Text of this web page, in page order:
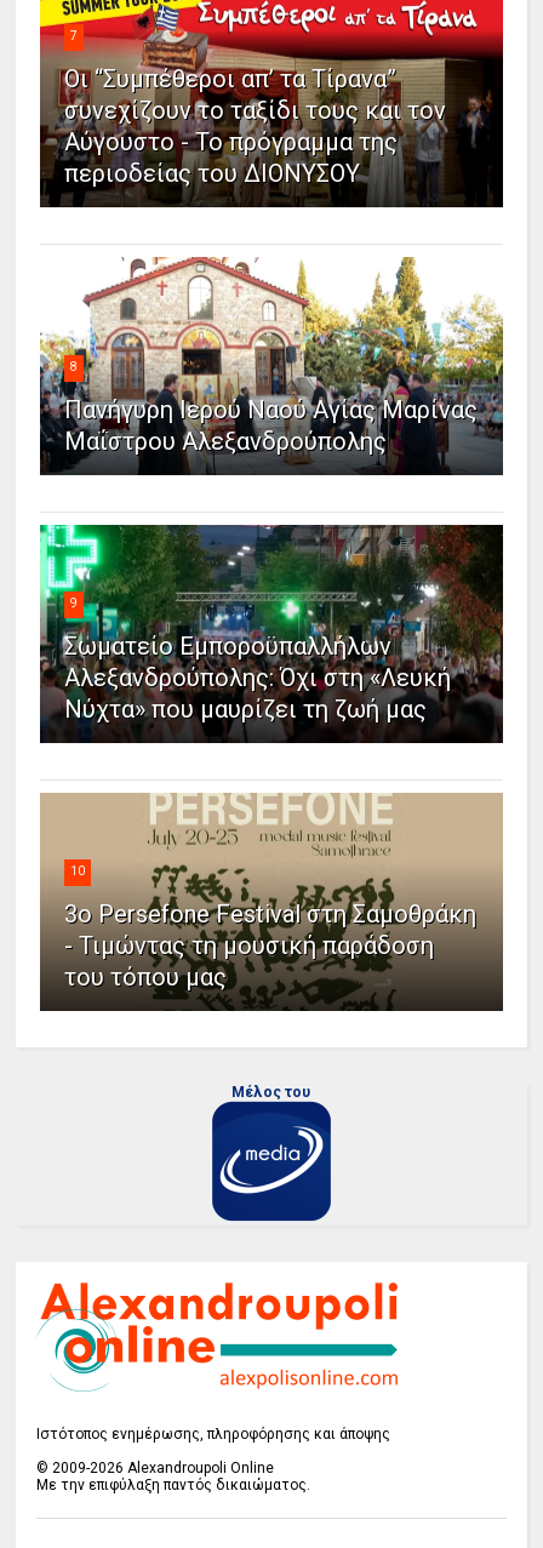
7
Οι “Συμπέθεροι απ’ τα Τίρανα”
συνεχίζουν το ταξίδι τους και τον
Αύγουστο - Το πρόγραμμα της
περιοδείας του ΔΙΟΝΥΣΟΥ
8
Πανήγυρη Ιερού Ναού Αγίας Μαρίνας
Μαΐστρου Αλεξανδρούπολης
9
Σωματείο Εμποροϋπαλλήλων
Αλεξανδρούπολης: Όχι στη «Λευκή
Νύχτα» που μαυρίζει τη ζωή μας
10
3ο Persefone Festival στη Σαμοθράκη
- Τιμώντας τη μουσική παράδοση
του τόπου μας
Μέλος του
Ιστότοπος ενημέρωσης, πληροφόρησης και άποψης
© 2009-2026 Alexandroupoli Online
Με την επιφύλαξη παντός δικαιώματος.